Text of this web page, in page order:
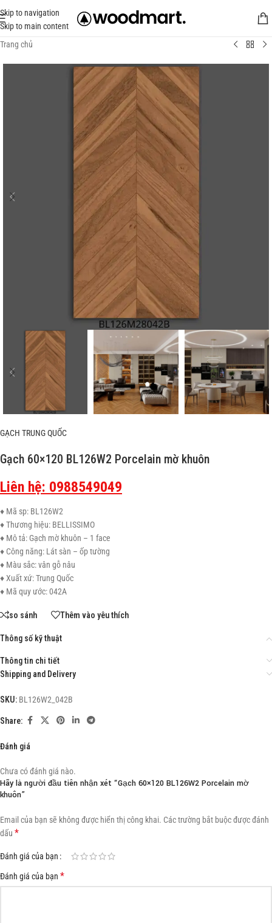
Skip to navigation
Skip to main content
Trang chủ
GẠCH TRUNG QUỐC
Gạch 60×120 BL126W2 Porcelain mờ khuôn
Liên hệ: 0988549049
♦ Mã sp: BL126W2
♦ Thương hiệu: BELLISSIMO
♦ Mô tả: Gạch mờ khuôn – 1 face
♦ Công năng: Lát sàn – ốp tường
♦ Màu sắc: vân gỗ nâu
♦ Xuất xứ: Trung Quốc
♦ Mã quy ước: 042A
so sánh Thêm vào yêu thích
Thông số kỹ thuật
Thông tin chi tiết
Shipping and Delivery
SKU: BL126W2_042B
Share:
Đánh giá
Chưa có đánh giá nào.
Hãy là người đầu tiên nhận xét “Gạch 60×120 BL126W2 Porcelain mờ
khuôn”
Email của bạn sẽ không được hiển thị công khai. Các trường bắt buộc được đánh
dấu *
Đánh giá của bạn
Đánh giá của bạn *